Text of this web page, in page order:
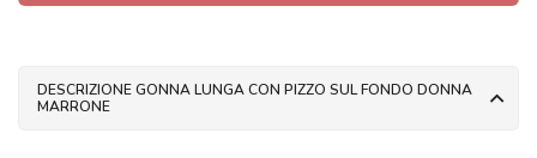
DESCRIZIONE GONNA LUNGA CON PIZZO SUL FONDO DONNA
MARRONE